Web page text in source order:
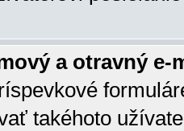
a otravný e-
takéhoto